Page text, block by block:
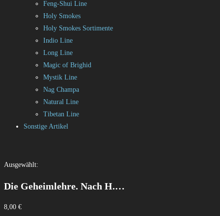
Feng-Shui Line
Holy Smokes
Holy Smokes Sortimente
Indio Line
Long Line
Magic of Brighid
Mystik Line
Nag Champa
Natural Line
Tibetan Line
Sonstige Artikel
Ausgewählt:
Die Geheimlehre. Nach H.…
8,00 €